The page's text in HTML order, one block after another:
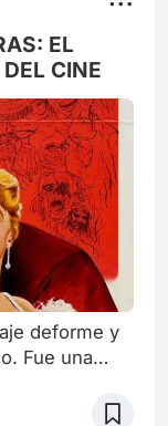
Francis
EL
CINE
deforme y
Fue una
vida fue